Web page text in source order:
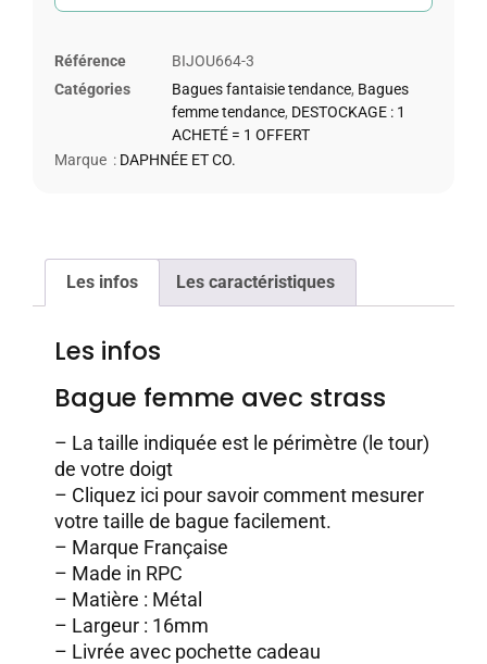
Référence
BIJOU664-3
Catégories
Bagues fantaisie tendance, Bagues
femme tendance, DESTOCKAGE : 1
ACHETÉ = 1 OFFERT
Marque : DAPHNÉE ET CO.
Les infos Les caractéristiques
Les infos
Bague femme avec strass
– La taille indiquée est le périmètre (le tour)
de votre doigt
– Cliquez ici pour savoir comment mesurer
votre taille de bague facilement.
– Marque Française
– Made in RPC
– Matière : Métal
– Largeur : 16mm
– Livrée avec pochette cadeau